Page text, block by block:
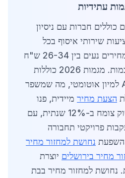
עתידיות
כוללים חברות עם ניסיון
שירותי איסוף בכל
רחבי האזור המרכזי. מחירים נעים בין 26-34 ש"ח
לק"ג בהתאם לסוג ולכמות. מגמות 2026 כוללות
שימוש בטכנולוגיות AI למיון אוטומטי, מה שמשפר
הצעת מחיר מיידית, פנו
לספקים מקומיים. השוק צומח ב-12% שנתית, עם
פרויקטי תחבורה
השפעת נחושת למחזור מחיר
מחיר בירושלים יוצרת
נחושת למחזור מחיר בבת